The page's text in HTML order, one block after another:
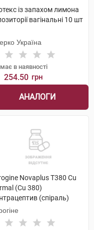
із запахом лимона
вагінальні 10 шт
Україна
в наявності
254.50 грн
АНАЛОГИ
Novaplus T380 Cu
(Cu 380)
(спіраль)
1 шт